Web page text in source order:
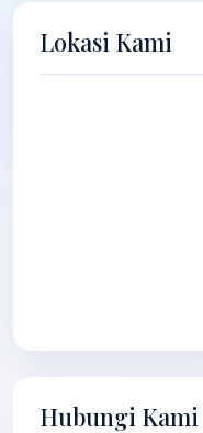
Lokasi Kami
Hubungi Kami